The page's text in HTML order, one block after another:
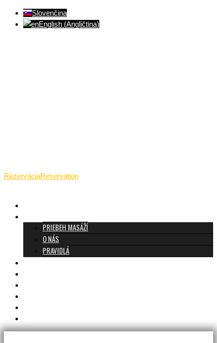
Slovenčina
English (Angličtina)
RezerváciaReservation
PRIEBEH MASÁŽÍ
O NÁS
PRAVIDLÁ